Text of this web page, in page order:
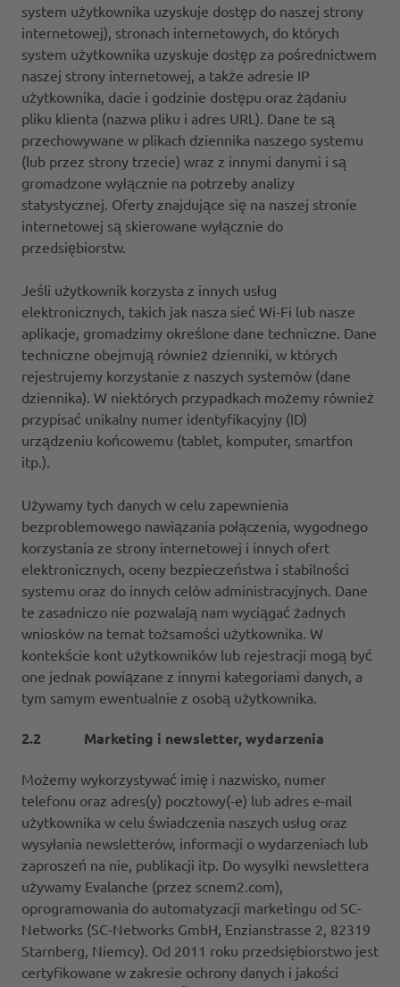
system użytkownika uzyskuje dostęp do naszej strony
internetowej), stronach internetowych, do których
system użytkownika uzyskuje dostęp za pośrednictwem
naszej strony internetowej, a także adresie IP
użytkownika, dacie i godzinie dostępu oraz żądaniu
pliku klienta (nazwa pliku i adres URL). Dane te są
przechowywane w plikach dziennika naszego systemu
(lub przez strony trzecie) wraz z innymi danymi i są
gromadzone wyłącznie na potrzeby analizy
statystycznej. Oferty znajdujące się na naszej stronie
internetowej są skierowane wyłącznie do
przedsiębiorstw.
Jeśli użytkownik korzysta z innych usług
elektronicznych, takich jak nasza sieć Wi-Fi lub nasze
aplikacje, gromadzimy określone dane techniczne. Dane
techniczne obejmują również dzienniki, w których
rejestrujemy korzystanie z naszych systemów (dane
dziennika). W niektórych przypadkach możemy również
przypisać unikalny numer identyfikacyjny (ID)
urządzeniu końcowemu (tablet, komputer, smartfon
itp.).
Używamy tych danych w celu zapewnienia
bezproblemowego nawiązania połączenia, wygodnego
korzystania ze strony internetowej i innych ofert
elektronicznych, oceny bezpieczeństwa i stabilności
systemu oraz do innych celów administracyjnych. Dane
te zasadniczo nie pozwalają nam wyciągać żadnych
wniosków na temat tożsamości użytkownika. W
kontekście kont użytkowników lub rejestracji mogą być
one jednak powiązane z innymi kategoriami danych, a
tym samym ewentualnie z osobą użytkownika.
2.2 Marketing i newsletter, wydarzenia
Możemy wykorzystywać imię i nazwisko, numer
telefonu oraz adres(y) pocztowy(-e) lub adres e-mail
użytkownika w celu świadczenia naszych usług oraz
wysyłania newsletterów, informacji o wydarzeniach lub
zaproszeń na nie, publikacji itp. Do wysyłki newslettera
używamy Evalanche (przez scnem2.com),
oprogramowania do automatyzacji marketingu od SC-
Networks (SC-Networks GmbH, Enzianstrasse 2, 82319
Starnberg, Niemcy). Od 2011 roku przedsiębiorstwo jest
certyfikowane w zakresie ochrony danych i jakości